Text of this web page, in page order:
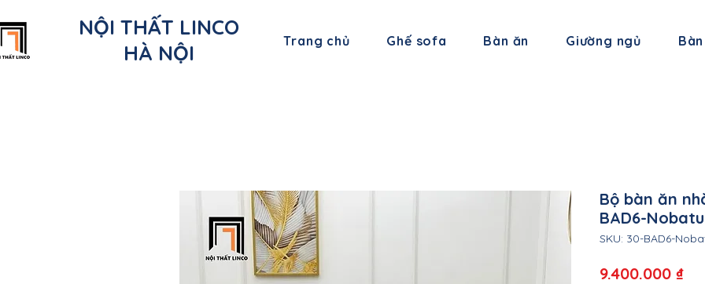
NỘI THẤT LINCO
HÀ NỘI
Trang chủ Ghế sofa Bàn ăn Giường ngủ
Bộ bàn ăn
BAD6-
SKU: 30-BAD6-
9.400.000 ₫Giá